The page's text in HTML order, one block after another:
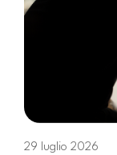
29 luglio 2026